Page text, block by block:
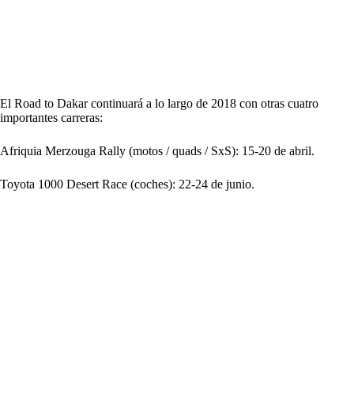
El Road to Dakar continuará a lo largo de 2018 con otras cuatro
importantes carreras:
Afriquia Merzouga Rally (motos / quads / SxS): 15-20 de abril.
Toyota 1000 Desert Race (coches): 22-24 de junio.